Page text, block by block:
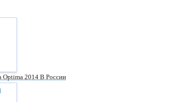
Optima 2014 В России